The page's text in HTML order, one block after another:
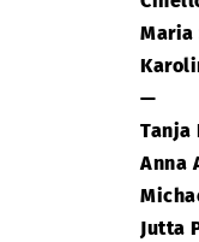
—
Tanja
Anna
Jutta